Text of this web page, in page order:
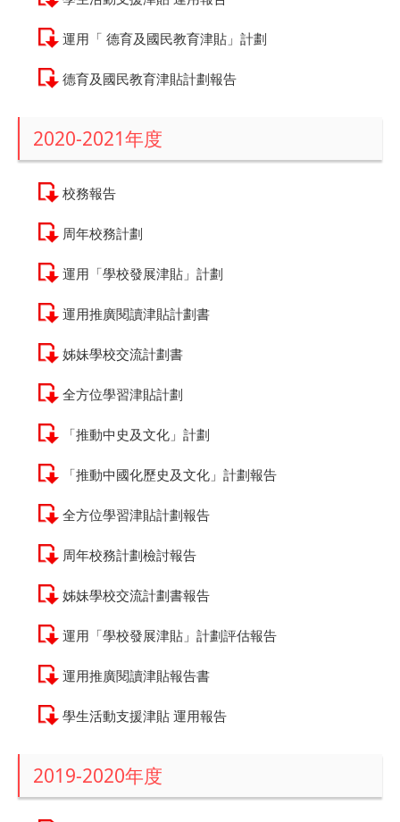
運用「 德育及國民教育津貼」計劃
德育及國民教育津貼計劃報告
2020-2021年度
校務報告
周年校務計劃
運用「學校發展津貼」計劃
運用推廣閱讀津貼計劃書
姊妹學校交流計劃書
全方位學習津貼計劃
「推動中史及文化」計劃
「推動中國化歷史及文化」計劃報告
全方位學習津貼計劃報告
周年校務計劃檢討報告
姊妹學校交流計劃書報告
運用「學校發展津貼」計劃評估報告
運用推廣閱讀津貼報告書
學生活動支援津貼 運用報告
2019-2020年度